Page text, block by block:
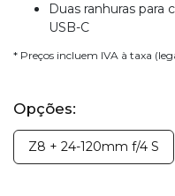
Duas ranhuras
USB-C
* Preços incluem IVA à taxa
Opções:
Z8 + 24-120mm f/4 S